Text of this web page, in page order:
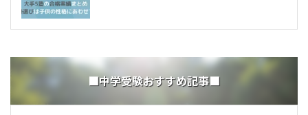
■中学受験おすすめ記事■